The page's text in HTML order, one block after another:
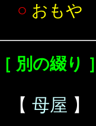
○ おもや
［ 別の綴り ］
【 母屋 】